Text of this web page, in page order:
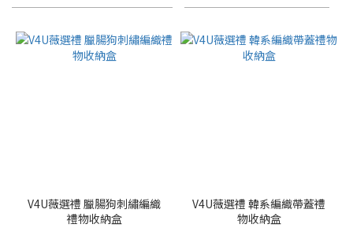
V4U薇選禮 臘腸狗刺繡編織
禮物收納盒
V4U薇選禮 韓系編織帶蓋禮
物收納盒